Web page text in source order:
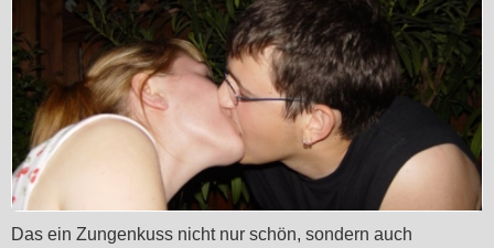
Das ein Zungenkuss nicht nur schön, sondern auch